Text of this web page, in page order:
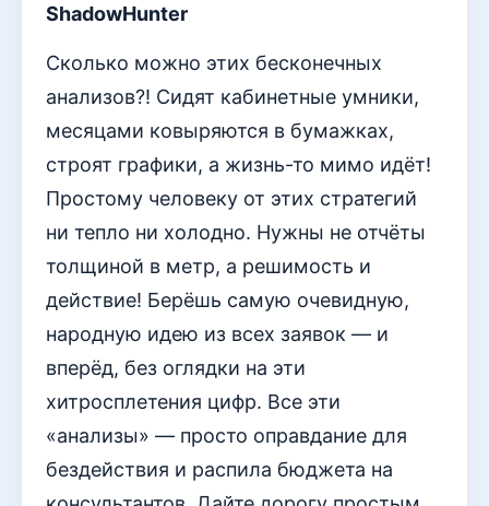
ShadowHunter
Сколько можно этих бесконечных
анализов?! Сидят кабинетные умники,
месяцами ковыряются в бумажках,
строят графики, а жизнь-то мимо идёт!
Простому человеку от этих стратегий
ни тепло ни холодно. Нужны не отчёты
толщиной в метр, а решимость и
действие! Берёшь самую очевидную,
народную идею из всех заявок — и
вперёд, без оглядки на эти
хитросплетения цифр. Все эти
«анализы» — просто оправдание для
бездействия и распила бюджета на